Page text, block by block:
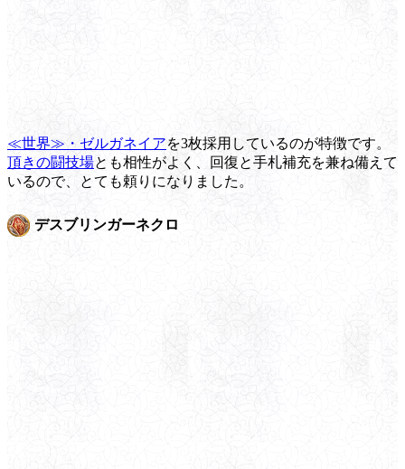
≪世界≫・ゼルガネイアを3枚採用しているのが特徴です。
頂きの闘技場とも相性がよく、回復と手札補充を兼ね備えて
いるので、とても頼りになりました。
デスブリンガーネクロ